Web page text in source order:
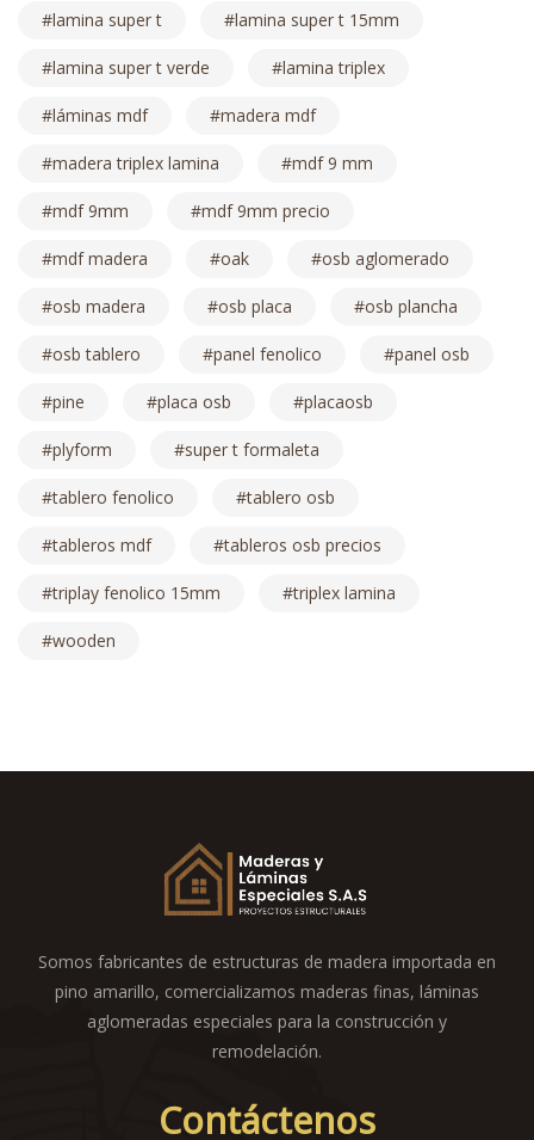
lamina super t lamina super t 15mm
lamina super t verde lamina triplex
láminas mdf madera mdf
madera triplex lamina mdf 9 mm
mdf 9mm mdf 9mm precio
mdf madera oak osb aglomerado
osb madera osb placa osb plancha
osb tablero panel fenolico panel osb
pine placa osb placaosb
plyform super t formaleta
tablero fenolico tablero osb
tableros mdf tableros osb precios
triplay fenolico 15mm triplex lamina
wooden
Somos fabricantes de estructuras de madera importada en
pino amarillo, comercializamos maderas finas, láminas
aglomeradas especiales para la construcción y
remodelación.
Contáctenos